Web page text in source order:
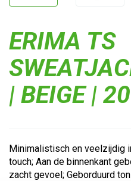
ERIMA TS
| BEIGE |
Minimalistisch en veelzijdig
touch; Aan de binnenkant
zacht gevoel; Geborduurd